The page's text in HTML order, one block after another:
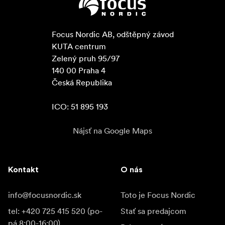
Focus Nordic AB, odštěpný závod
KUTA centrum
Zelený pruh 95/97
140 00 Praha 4
Česká Republika
ICO: 51 895 193
Nájsť na Google Maps
Kontakt
info@focusnordic.sk
tel: +420 725 415 520 (po-
pá 8:00-16:00)
O nás
Toto je Focus Nordic
Stať sa predajcom